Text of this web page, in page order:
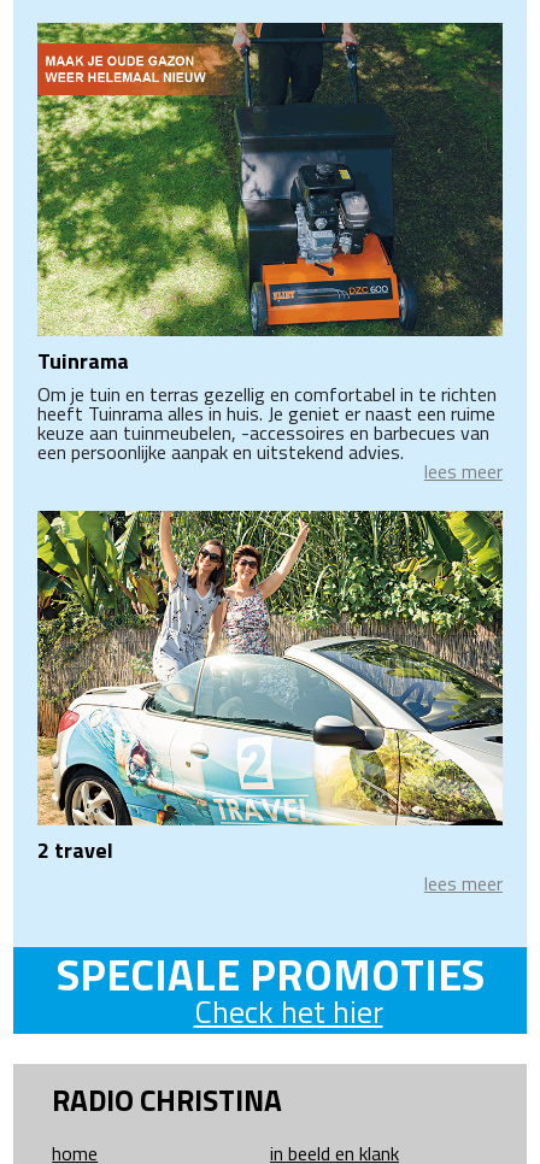
Tuinrama
Om je tuin en terras gezellig en comfortabel in te richten
heeft Tuinrama alles in huis. Je geniet er naast een ruime
keuze aan tuinmeubelen, -accessoires en barbecues van
een persoonlijke aanpak en uitstekend advies.
lees meer
2 travel
lees meer
SPECIALE PROMOTIES
Check het hier
RADIO CHRISTINA
home in beeld en klank